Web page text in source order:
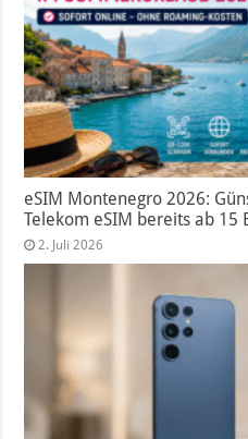
eSIM Montenegro 2026:
Telekom eSIM bereits ab 15
2. Juli 2026